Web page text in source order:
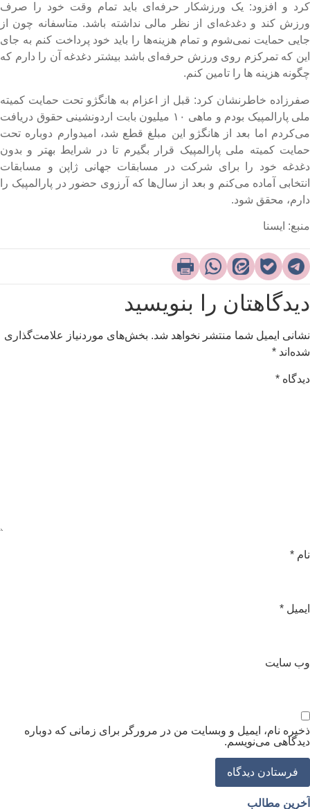
و افزود: یک ورزشکار حرفه‌ای باید تمام وقت خود را صرف
کند و دغدغه‌ای از نظر مالی نداشته باشد. متاسفانه چون از
حمایت نمی‌شوم و تمام هزینه‌ها را باید خود پرداخت کنم به جای
که تمرکزم روی ورزش حرفه‌ای باشد بیشتر دغدغه آن را دارم که
هزینه ها را تامین کنم.
خاطرنشان کرد: قبل از اعزام به هانگژو تحت حمایت کمیته
ملی پارالمپیک بودم و ماهی ۱۰ میلیون بابت اردونشینی حقوق دریافت
اما بعد از هانگژو این مبلغ قطع شد، امیدوارم دوباره تحت
کمیته ملی پارالمپیک قرار بگیرم تا در شرایط بهتر و بدون
خود را برای شرکت در مسابقات جهانی ژاپن و مسابقات
آماده می‌کنم و بعد از سال‌ها که آرزوی حضور در پارالمپیک را
محقق شود.
ایسنا
را بنویسید
ایمیل شما منتشر نخواهد شد. بخش‌های موردنیاز علامت‌گذاری
*
*
*
*
سایت
نام، ایمیل و وبسایت من در مرورگر برای زمانی که دوباره
می‌نویسم.
مطالب